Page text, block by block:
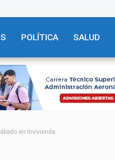
POLÍTICA SALUD
en Invivienda